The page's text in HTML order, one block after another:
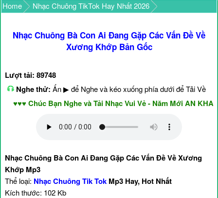
Home Nhạc Chuông TikTok Hay Nhất 2026
Nhạc Chuông Bà Con Ai Đang Gặp Các Vấn Đề Về
Xương Khớp Bản Gốc
Lượt tải: 89748
Nghe thử: Ấn ▶ để Nghe và kéo xuống phía dưới để Tải Về
Chúc Bạn Nghe và Tải Nhạc Vui Vẻ - Năm Mới AN KHANG
Nhạc Chuông Bà Con Ai Đang Gặp Các Vấn Đề Về Xương
Khớp Mp3
Thể loại: Nhạc Chuông Tik Tok Mp3 Hay, Hot Nhất
Kích thước: 102 Kb